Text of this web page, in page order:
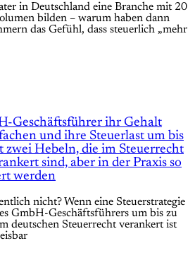
in Deutschland eine Branche mit 20
bilden – warum haben dann
das Gefühl, dass steuerlich „mehr
Geschäftsführer ihr Gehalt
und ihre Steuerlast um bis
zwei Hebeln, die im Steuerrecht
sind, aber in der Praxis so
werden
nicht? Wenn eine Steuerstrategie
GmbH-Geschäftsführers um bis zu
deutschen Steuerrecht verankert ist